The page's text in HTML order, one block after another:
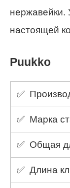
нержавейки.
настоящей
Puukko
✅
✅ Марка
✅ Общая
✅ Длина